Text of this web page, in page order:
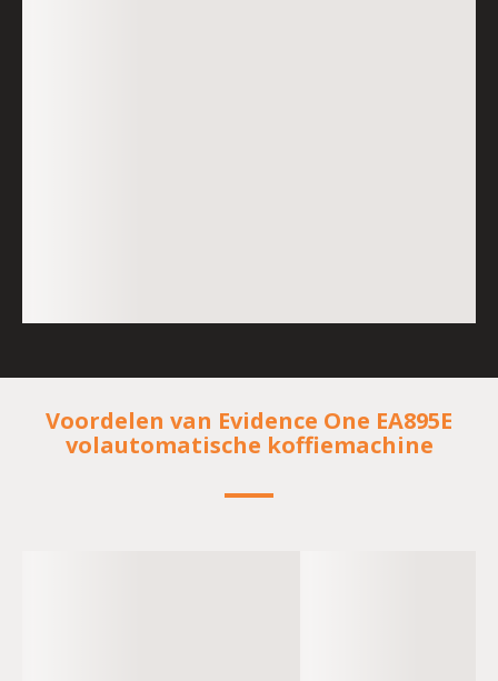
Voordelen van Evidence One EA895E
volautomatische koffiemachine